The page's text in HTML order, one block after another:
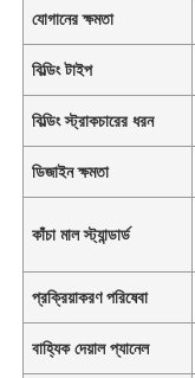
যোগানের ক্ষমতা
বিল্ডিং টাইপ
বিল্ডিং স্ট্রাকচারের ধরন
ডিজাইন ক্ষমতা
কাঁচা মাল স্ট্যান্ডার্ড
প্রক্রিয়াকরণ পরিষেবা
বাহ্যিক দেয়াল প্যানেল